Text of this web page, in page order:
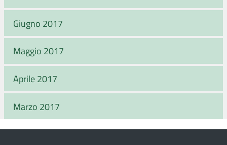
Giugno 2017
Maggio 2017
Aprile 2017
Marzo 2017